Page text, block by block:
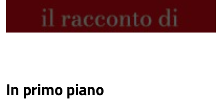
In primo piano